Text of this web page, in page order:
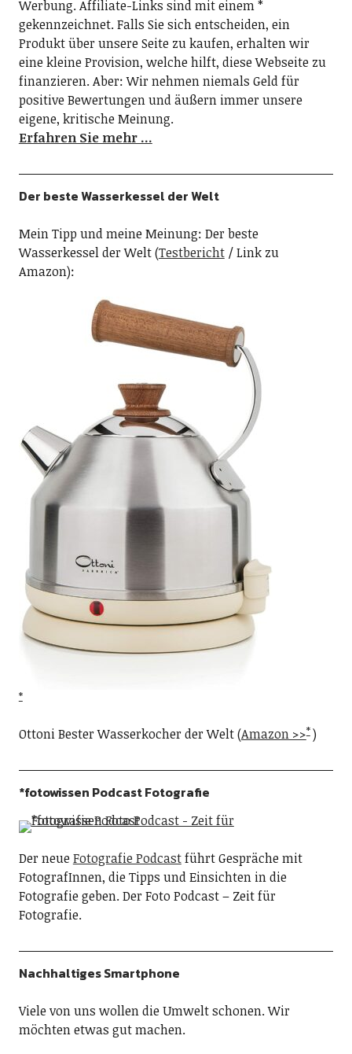
Werbung. Affiliate-Links sind mit einem *
gekennzeichnet. Falls Sie sich entscheiden, ein
Produkt über unsere Seite zu kaufen, erhalten wir
eine kleine Provision, welche hilft, diese Webseite zu
finanzieren. Aber: Wir nehmen niemals Geld für
positive Bewertungen und äußern immer unsere
eigene, kritische Meinung.
Erfahren Sie mehr …
Der beste Wasserkessel der Welt
Mein Tipp und meine Meinung: Der beste
Wasserkessel der Welt (Testbericht/ Link zu
Amazon):
Ottoni Bester Wasserkocher der Welt (Amazon >> )
*fotowissen Podcast Fotografie
Der neueFotografie Podcastführt Gespräche mit
FotografInnen, die Tipps und Einsichten in die
Fotografie geben. Der Foto Podcast – Zeit für
Fotografie.
Nachhaltiges Smartphone
Viele von uns wollen die Umwelt schonen. Wir
möchten etwas gut machen.